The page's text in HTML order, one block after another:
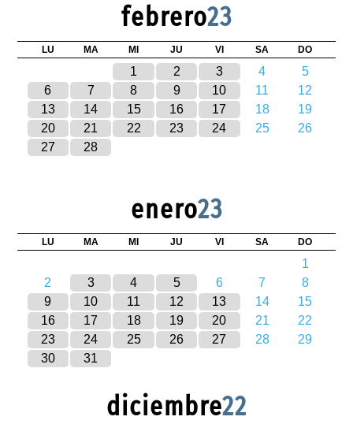
febrero23
LU MA MI JU VI SA DO
1 2 3 4
5
6
7 8 9 10 11
12
13
14 15 16 17 18
19
20
21 22 23 24 25
26
27
28
enero23
LU MA MI JU VI SA DO
1
2
3 4 5 6 7
8
9
10 11 12 13 14
15
16
17 18 19 20 21
22
23
24 25 26 27 28
29
30
31
diciembre22